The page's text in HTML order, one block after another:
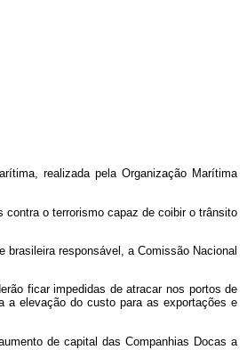
realizada pela Organização Marítima
o terrorismo capaz de coibir o trânsito
responsável, a Comissão Nacional
ficar impedidas de atracar nos portos de
a elevação do custo para as exportações e
de capital das Companhias Docas a